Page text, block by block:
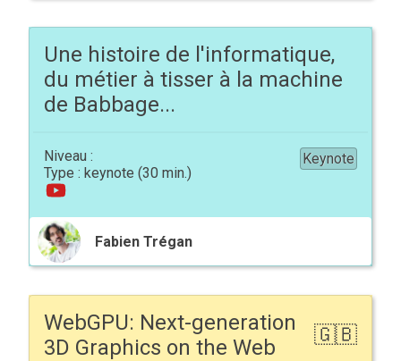
Une histoire de l'informatique,
du métier à tisser à la machine
de Babbage...
Keynote
keynote
Fabien Trégan
WebGPU: Next-generation
3D Graphics on the Web